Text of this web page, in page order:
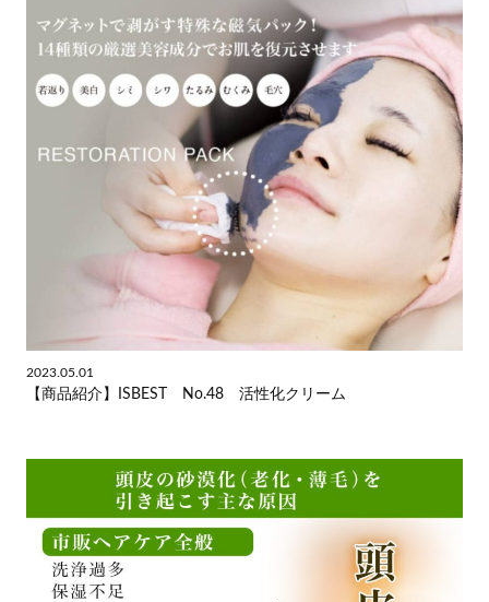
2023.05.01
【商品紹介】ISBEST No.48 活性化クリーム